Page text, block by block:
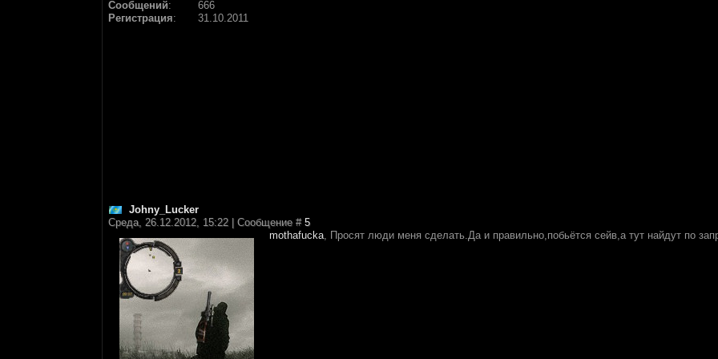
Сообщений:
666
Регистрация: 31.10.2011
Johny_Lucker
Среда, 26.12.2012, 15:22 | Сообщение # 5
mothafucka, Просят люди меня сделать.Да и правильно,побьётся сейв,а тут найдут по